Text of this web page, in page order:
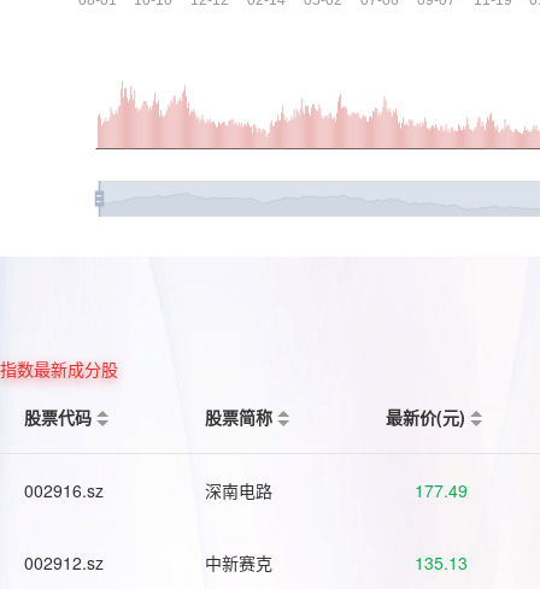
指数最新成分股
股票代码
股票简称 最新价(元)
002916.sz 深南电路 177.49
002912.sz 中新赛克 135.13